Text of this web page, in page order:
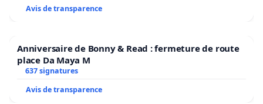
Avis de transparence
Anniversaire de Bonny & Read : fermeture de route
place Da Maya M
637 signatures
Avis de transparence